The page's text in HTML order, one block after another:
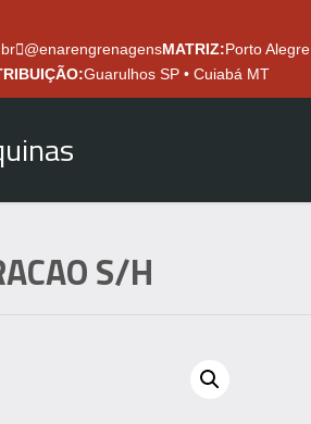
@enarengrenagensMATRIZ:Porto
Guarulhos SP • Cuiabá MT
S/H